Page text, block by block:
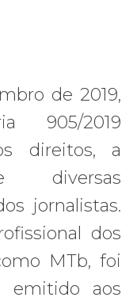
de 2019,
905/2019
direitos, a
diversas
jornalistas.
dos
MTb, foi
aos